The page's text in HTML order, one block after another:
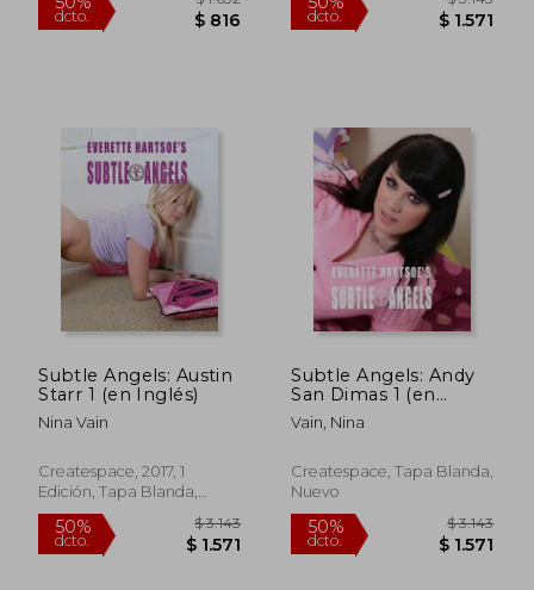
50%
Subtle Angels: Austin
Starr 1 (en Inglés)
Nina Vain
Createspace, 2017, 1
Edición, Tapa Blanda,
Nuevo
Subtle Angels: Andy
San Dimas 1 (en
Inglés)
Vain, Nina
Createspace, Tapa Blanda,
Nuevo